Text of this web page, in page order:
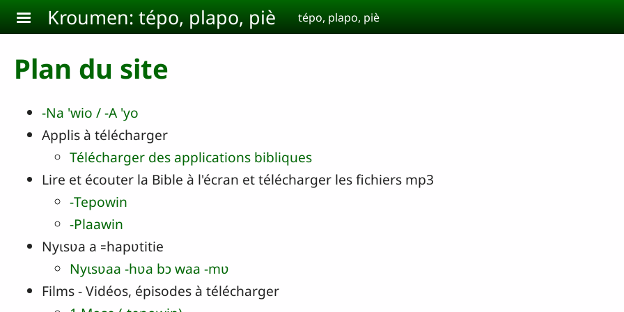
Aller au contenu principal
Kroumen: tépo, plapo, piè tépo, plapo, piè
Plan du site
‑Na 'wio / ‑A 'yo
Applis à télécharger
Télécharger des applications bibliques
Lire et écouter la Bible à l'écran et télécharger les fichiers mp3
‑Tepowin
-Plaawin
Nyɩsʋa a ꞊hapʋtitie
Nyɩsʋaa ‑hʋa bɔ waa ‑mʋ
Films - Vidéos, épisodes à télécharger